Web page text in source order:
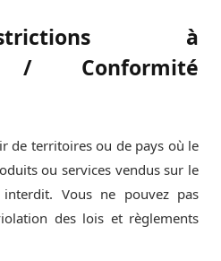
à
/ Conformité
de territoires ou de pays où le
ou services vendus sur le
Vous ne pouvez pas
des lois et règlements